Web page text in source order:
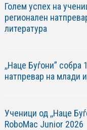
Голем успех на
регионален
литература
,,Наце Буѓони”
натпревар на млади
Ученици од ,,Наце
RoboМac Junior 2026